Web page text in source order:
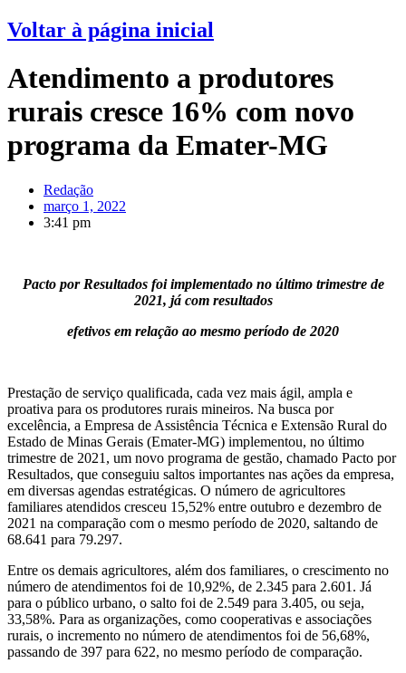
Voltar à página inicial
Atendimento a produtores
rurais cresce 16% com novo
programa da Emater-MG
Redação
março 1, 2022
3:41 pm
Pacto por Resultados foi implementado no último trimestre de
2021, já com resultados
efetivos em relação ao mesmo período de 2020
Prestação de serviço qualificada, cada vez mais ágil, ampla e
proativa para os produtores rurais mineiros. Na busca por
excelência, a Empresa de Assistência Técnica e Extensão Rural do
Estado de Minas Gerais (Emater-MG) implementou, no último
trimestre de 2021, um novo programa de gestão, chamado Pacto por
Resultados, que conseguiu saltos importantes nas ações da empresa,
em diversas agendas estratégicas. O número de agricultores
familiares atendidos cresceu 15,52% entre outubro e dezembro de
2021 na comparação com o mesmo período de 2020, saltando de
68.641 para 79.297.
Entre os demais agricultores, além dos familiares, o crescimento no
número de atendimentos foi de 10,92%, de 2.345 para 2.601. Já
para o público urbano, o salto foi de 2.549 para 3.405, ou seja,
33,58%. Para as organizações, como cooperativas e associações
rurais, o incremento no número de atendimentos foi de 56,68%,
passando de 397 para 622, no mesmo período de comparação.